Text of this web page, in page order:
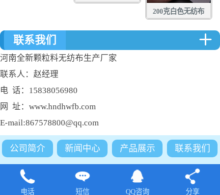
200克白色无纺布
联系我们
河南全新颗粒料无纺布生产厂家
联系人：赵经理
电 话：15838056980
网 址：www.hndhwfb.com
E-mail:867578800@qq.com
公司简介 新闻中心 产品展示 联系我们
电话 短信 QQ咨询 分享